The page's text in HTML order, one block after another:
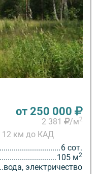
от 250 000
2 381 /м2
12 км до КАД
6 сот.
105 м2
вода, электричество